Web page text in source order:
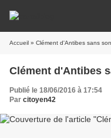
Accueil » Clément d'Antibes sans
Clément d'Antibes
Publié le 18/06/2016 à 17:54
Par citoyen42